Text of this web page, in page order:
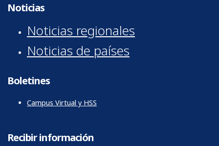
Noticias
Noticias regionales
Noticias de países
Boletines
Campus Virtual y HSS
Recibir información